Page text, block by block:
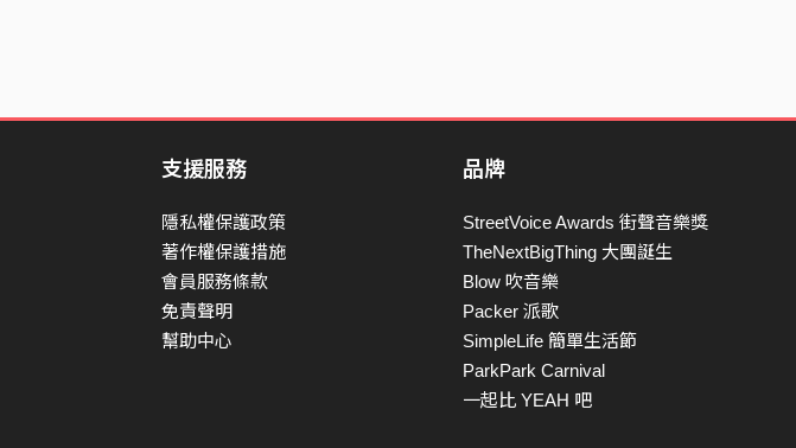
支援服務
隱私權保護政策
著作權保護措施
會員服務條款
免責聲明
幫助中心
品牌
StreetVoice Awards 街聲音樂獎
TheNextBigThing 大團誕生
Blow 吹音樂
Packer 派歌
SimpleLife 簡單生活節
ParkPark Carnival
一起比 YEAH 吧